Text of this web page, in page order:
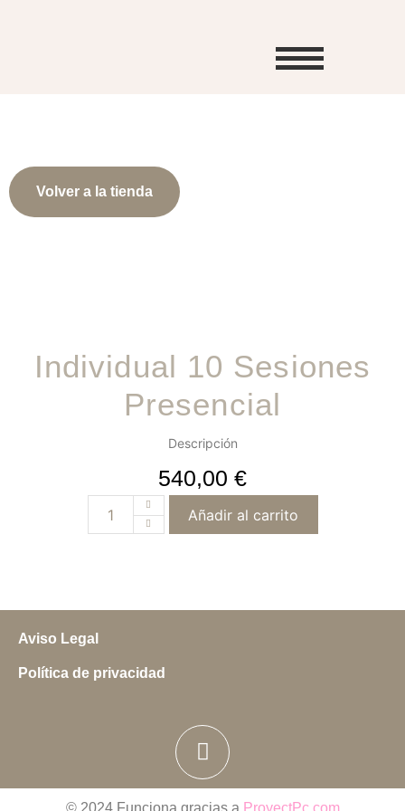
Volver a la tienda
Individual 10 Sesiones
Presencial
Descripción
540,00 €
Añadir al carrito
Aviso Legal
Política de privacidad
© 2024 Funciona gracias a ProyectPc.com